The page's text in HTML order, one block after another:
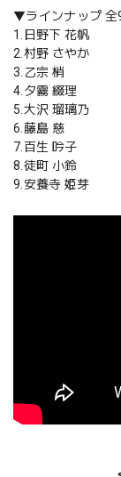
▼ラインナップ 全
1.日野下 花帆
2.村野 さやか
3.乙宗 梢
4.夕霧 綴理
5.大沢 瑠璃乃
6.藤島 慈
7.百生 吟子
8.徒町 小鈴
9.安養寺 姫芽